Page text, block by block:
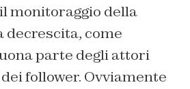
monitoraggio della
decrescita, come
parte degli attori
follower. Ovviamente